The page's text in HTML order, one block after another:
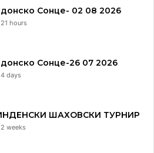
Сонце- 02 08 2026
hours
Сонце-26 07 2026
days
ШАХОВСКИ ТУРНИР
weeks